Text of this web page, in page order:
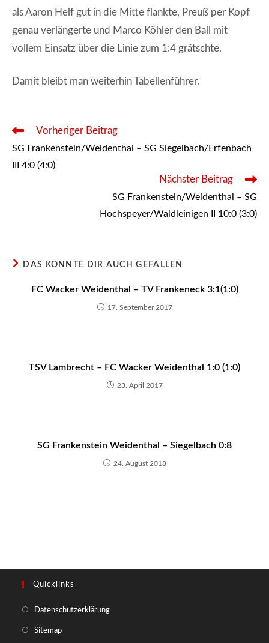
als Aaron Helf gut in die Mitte flankte, Preuß per Kopf
genau verlängerte und Marco Köhler den Ball mit
vollem Einsatz über die Linie zum 1:4 grätschte.
Damit bleibt man weiterhin Tabellenführer.
Weitere
ansehen
Vorheriger Beitrag
SG Frankenstein/Weidenthal – SG Siegelbach/Erfenbach
III 4:0 (4:0)
Nächster Beitrag
SG Frankenstein/Weidenthal – SG
Hochspeyer/Waldleinigen II 10:0 (3:0)
DAS KÖNNTE DIR AUCH GEFALLEN
FC Wacker Weidenthal – TV Frankeneck 3:1(1:0)
17. September 2017
TSV Lambrecht – FC Wacker Weidenthal 1:0 (1:0)
23. April 2017
SG Frankenstein Weidenthal – Siegelbach 0:8
24. August 2018
Quicklinks
DatenschutzerklärungOpens
Sitemap